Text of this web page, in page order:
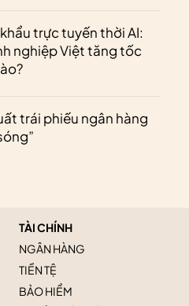
trực tuyến thời AI:
nghiệp Việt tăng tốc
trái phiếu ngân hàng
TÀI CHÍNH
NGÂN HÀNG
TIỀN TỆ
BẢO HIỂM